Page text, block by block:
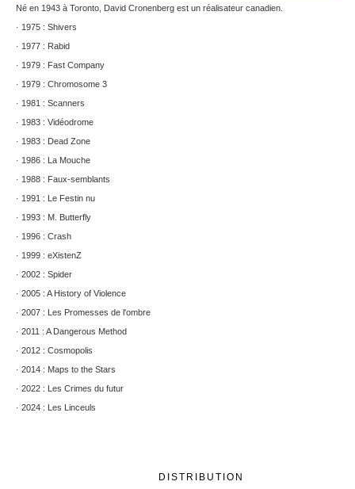
Né en 1943 à Toronto, David Cronenberg est un réalisateur canadien.
· 1975 : Shivers
· 1977 : Rabid
· 1979 : Fast Company
· 1979 : Chromosome 3
· 1981 : Scanners
· 1983 : Vidéodrome
· 1983 : Dead Zone
· 1986 : La Mouche
· 1988 : Faux-semblants
· 1991 : Le Festin nu
· 1993 : M. Butterfly
· 1996 : Crash
· 1999 : eXistenZ
· 2002 : Spider
· 2005 : A History of Violence
· 2007 : Les Promesses de l'ombre
· 2011 : A Dangerous Method
· 2012 : Cosmopolis
· 2014 : Maps to the Stars
· 2022 : Les Crimes du futur
· 2024 : Les Linceuls
DISTRIBUTION